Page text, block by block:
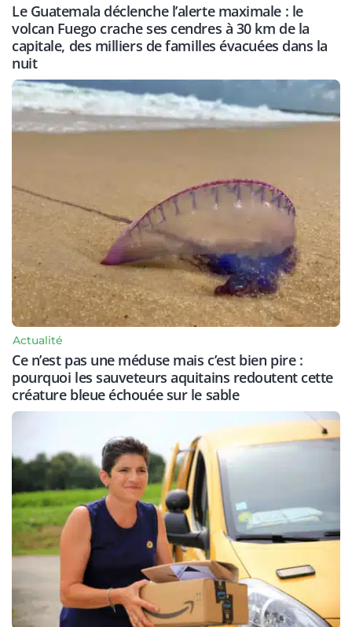
Le Guatemala déclenche l’alerte maximale : le
volcan Fuego crache ses cendres à 30 km de la
capitale, des milliers de familles évacuées dans la
nuit
Actualité
Ce n’est pas une méduse mais c’est bien pire :
pourquoi les sauveteurs aquitains redoutent cette
créature bleue échouée sur le sable